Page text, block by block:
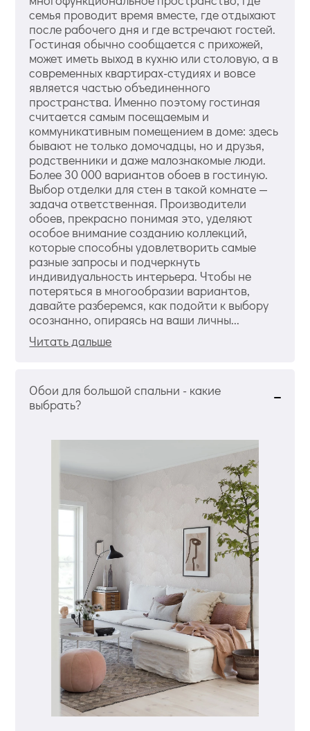
семья проводит время вместе, где отдыхают
после рабочего дня и где встречают гостей.
Гостиная обычно сообщается с прихожей,
может иметь выход в кухню или столовую, а в
современных квартирах-студиях и вовсе
является частью объединенного
пространства. Именно поэтому гостиная
считается самым посещаемым и
коммуникативным помещением в доме: здесь
бывают не только домочадцы, но и друзья,
родственники и даже малознакомые люди.
Более 30 000 вариантов обоев в гостиную.
Выбор отделки для стен в такой комнате —
задача ответственная. Производители
обоев, прекрасно понимая это, уделяют
особое внимание созданию коллекций,
которые способны удовлетворить самые
разные запросы и подчеркнуть
индивидуальность интерьера. Чтобы не
потеряться в многообразии вариантов,
давайте разберемся, как подойти к выбору
осознанно, опираясь на ваши личны...
Читать дальше
Обои для большой спальни - какие
выбрать?